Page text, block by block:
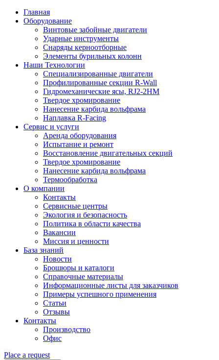
Главная
Оборудование
Винтовые забойные двигатели
Ударные инструменты
Снаряды керноотборные
Элементы бурильных колонн
Наши Технологии
Специализированные двигатели
Профилированные секции R-Wall
Гидромеханические ясы, RJ2-2HM
Твердое хромирование
Нанесение карбида вольфрама
Наплавка R-Facing
Сервис и услуги
Аренда оборудования
Испытание и ремонт
Восстановление двигательных секций
Твердое хромирование
Нанесение карбида вольфрама
Термообработка
О компании
Контакты
Сервисные центры
Экология и безопасность
Политика в области качества
Вакансии
Миссия и ценности
База знаний
Новости
Брошюры и каталоги
Справочные материалы
Информационные листы для заказчиков
Примеры успешного применения
Статьи
Отзывы
Контакты
Производство
Офис
Place a request